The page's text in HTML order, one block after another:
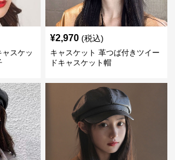
スケッ
¥2,970 (税込)
キャスケット 革つば付きツイー
ドキャスケット帽